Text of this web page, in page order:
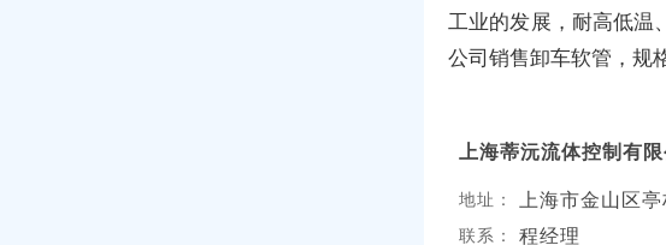
工业的发展，耐高低温
公司销售卸车软管，规
上海蒂沅流体控制有限
地址： 上海市金山区
联系： 程经理